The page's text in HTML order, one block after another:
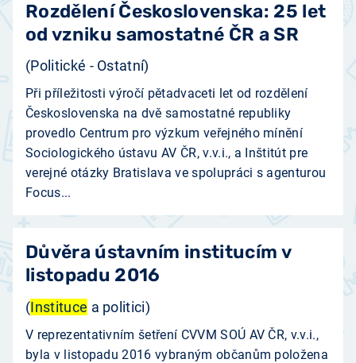
Rozdělení Československa: 25 let
od vzniku samostatné ČR a SR
(Politické - Ostatní)
Při příležitosti výročí pětadvaceti let od rozdělení
Československa na dvě samostatné republiky
provedlo Centrum pro výzkum veřejného mínění
Sociologického ústavu AV ČR, v.v.i., a Inštitút pre
verejné otázky Bratislava ve spolupráci s agenturou
Focus...
Důvěra ústavním institucím v
listopadu 2016
(Instituce a politici)
V reprezentativním šetření CVVM SOÚ AV ČR, v.v.i.,
byla v listopadu 2016 vybraným občanům položena